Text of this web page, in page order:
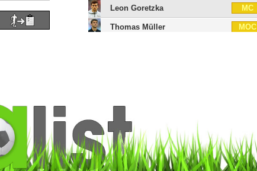
Leon Goretzka MC
Thomas Müller MOC
Douglas Costa
Kingsley Coman AIG
Luis Díaz AIG